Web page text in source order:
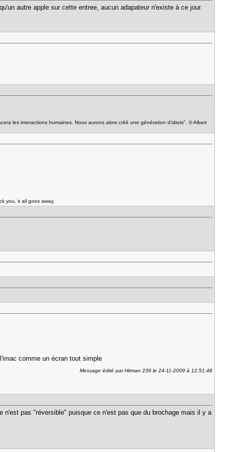
autre apple sur cette entree, aucun adapateur n'existe à ce jour.
les interactions humaines. Nous aurons alors créé une génération d'idiots". © Albert
you, it all goes away,
comme un écran tout simple
Message édité par Hitman 239 le 24-11-2009 à 12:51:48
n'est pas "réversible" puisque ce n'est pas que du brochage mais il y a